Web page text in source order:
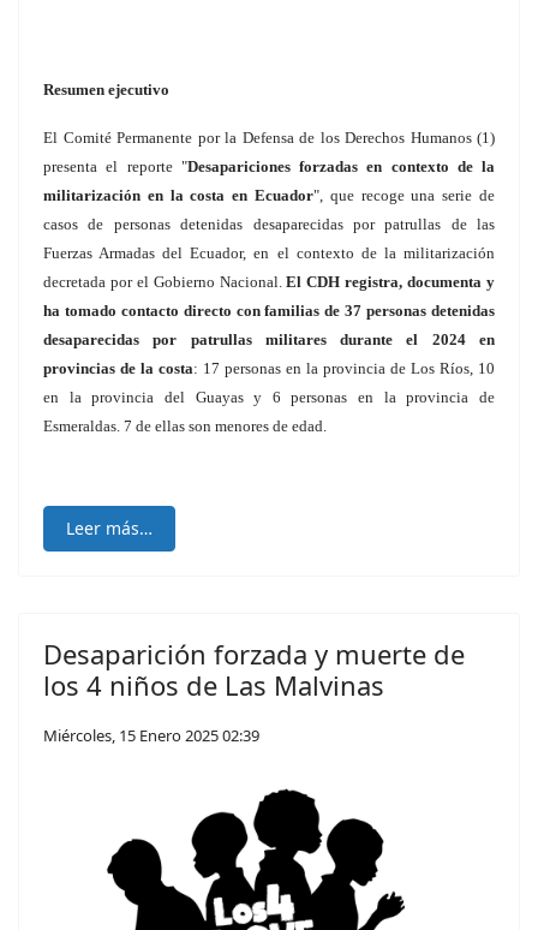
Resumen ejecutivo
El Comité Permanente por la Defensa de los Derechos Humanos (1)
presenta el reporte "Desapariciones forzadas en contexto de la
militarización en la costa en Ecuador", que recoge una serie de
casos de personas detenidas desaparecidas por patrullas de las
Fuerzas Armadas del Ecuador, en el contexto de la militarización
decretada por el Gobierno Nacional.El CDH registra, documenta y
ha tomado contacto directo con familias de 37 personas detenidas
desaparecidas por patrullas militares durante el 2024 en
provincias de la costa: 17 personas en la provincia de Los Ríos, 10
en la provincia del Guayas y 6 personas en la provincia de
Esmeraldas. 7 de ellas son menores de edad.
Leer más…
Desaparición forzada y muerte de
los 4 niños de Las Malvinas
Miércoles, 15 Enero 2025 02:39